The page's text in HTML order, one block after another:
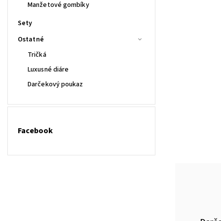
Manžetové gombíky
Sety
Ostatné
Tričká
Luxusné diáre
Darčekový poukaz
Facebook